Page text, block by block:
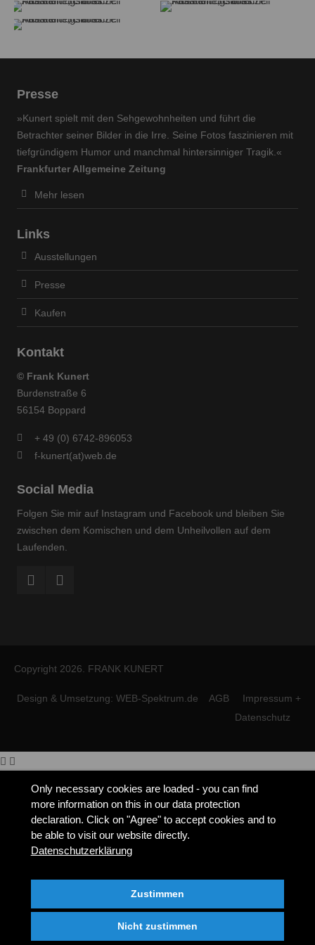
adipiscing elit.
Aenean commodo ligula eget dolor. Aenean massa.
Cum sociis natoque penatibus et magnis dis parturient
montes, nascetur ridiculus mus. Donec quam felis,
ultricies nec.
Schöppenstedt
Schöppenstedt
Schloss Fasanerie, Eichenzell
Schloss Fasanerie, Eichenzell
Ausstellungsansicht: Museum
Schloss Fasanerie, Eichenzell
Ausstellungsansicht: Museum
Ausstellungsansicht: Museum
Presse
»Kunert spielt mit den Sehgewohnheiten und führt die
Betrachter seiner Bilder in die Irre. Seine Fotos faszinieren mit
tiefgründigem Humor und manchmal hintersinniger Tragik.«
Frankfurter Allgemeine Zeitung
Mehr lesen
Links
Ausstellungen
Presse
Kaufen
Kontakt
© Frank Kunert
Burdenstraße 6
56154 Boppard
+ 49 (0) 6742-896053
f-kunert(at)web.de
Social Media
Folgen Sie mir auf Instagram und Facebook und bleiben Sie
zwischen dem Komischen und dem Unheilvollen auf dem
Laufenden.
Copyright 2026. FRANK KUNERT
Design & Umsetzung: WEB-Spektrum.de AGB
Impressum +
Datenschutz
Only necessary cookies are loaded - you can find
more information on this in our data protection
declaration. Click on "Agree" to accept cookies and to
be able to visit our website directly.
Datenschutzerklärung
Zustimmen
Nicht zustimmen